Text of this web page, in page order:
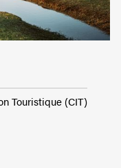
Touristique (CIT)